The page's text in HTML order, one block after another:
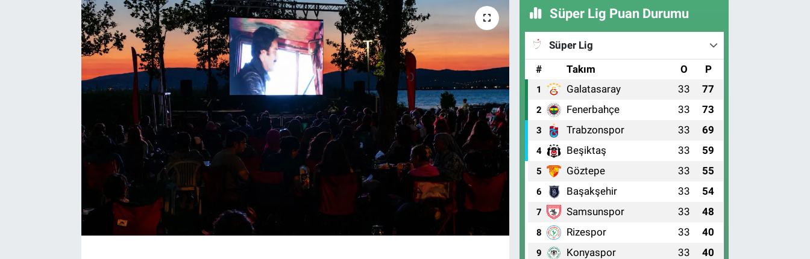
Süper Lig Puan Durumu
Süper Lig
#
Takım O P
1 Galatasaray 33 77
2 Fenerbahçe 33 73
3 Trabzonspor 33 69
4 Beşiktaş 33 59
5 Göztepe 33 55
6 Başakşehir 33 54
7 Samsunspor 33 48
8 Rizespor 33 40
9 Konyaspor 33 40